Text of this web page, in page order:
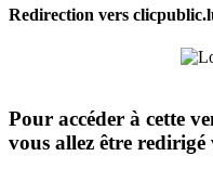
Redirection vers
Pour accéder à cette
vous allez être